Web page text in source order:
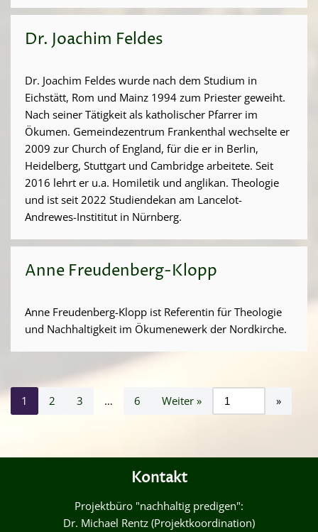
Dr. Joachim Feldes
Dr. Joachim Feldes wurde nach dem Studium in
Eichstätt, Rom und Mainz 1994 zum Priester geweiht.
Nach seiner Tätigkeit als katholischer Pfarrer im
Ökumen. Gemeindezentrum Frankenthal wechselte er
2009 zur Church of England, für die er in Berlin,
Heidelberg, Stuttgart und Cambridge arbeitete. Seit
2016 lehrt er u.a. Homiletik und anglikan. Theologie
und ist seit 2022 Studiendekan am Lancelot-
Andrewes-Instititut in Nürnberg.
Anne Freudenberg-Klopp
Anne Freudenberg-Klopp ist Referentin für Theologie
und Nachhaltigkeit im Ökumenewerk der Nordkirche.
1 2 3 … 6 Weiter »
Kontakt
Projektbüro "nachhaltig predigen":
Dr. Michael Rentz (Projektkoordination)